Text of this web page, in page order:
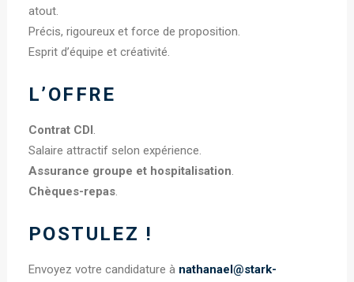
atout.
Précis, rigoureux et force de proposition.
Esprit d’équipe et créativité.
L’OFFRE
Contrat CDI.
Salaire attractif selon expérience.
Assurance groupe et hospitalisation.
Chèques-repas.
POSTULEZ !
Envoyez votre candidature à nathanael@stark-